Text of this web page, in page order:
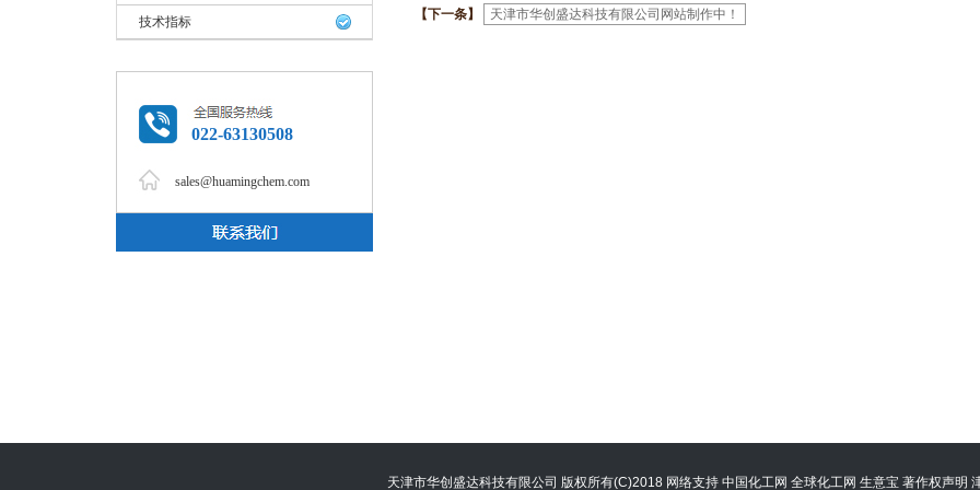
技术指标
022-63130508
sales@huamingchem.com
【下一条】
天津市华创盛达科技有限公司网站制作中！
天津市华创盛达科技有限公司 版权所有(C)2018 网络支持 中国化工网 全球化工网 生意宝 著作权声明